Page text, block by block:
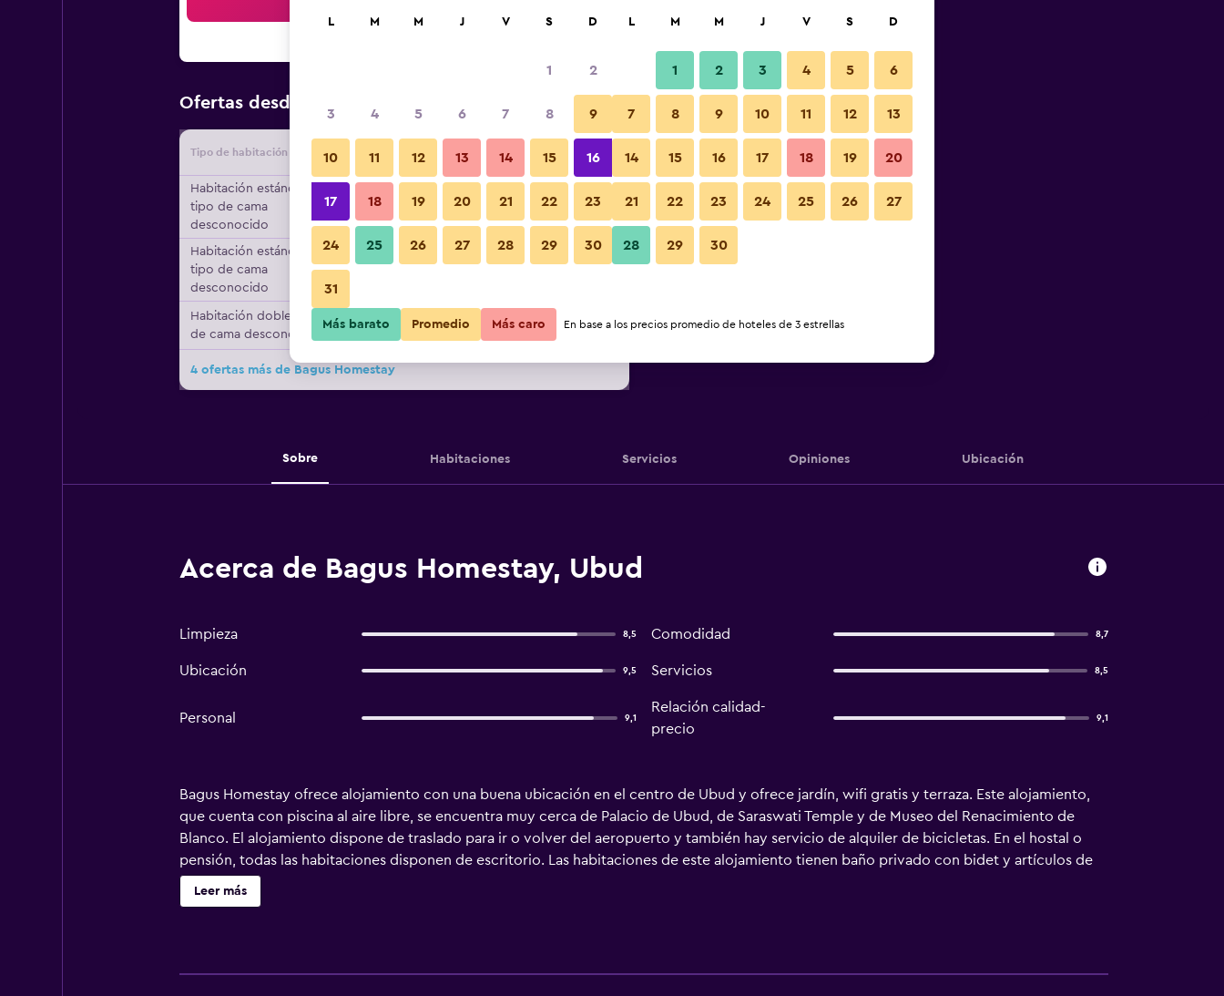
Ofertas desde Oferta más barata de precio por noche
Tipo de habitación Proveedor Total noche
Habitación estándar,
tipo de cama
desconocido
$20 Ver oferta
Habitación estándar,
tipo de cama
desconocido
Habitación doble, tipo
de cama desconocido
$21 Ver oferta
4 ofertas más de Bagus Homestay
Sobre Habitaciones Servicios Opiniones Ubicación
Acerca de Bagus Homestay, Ubud
Limpieza 8,5 Comodidad 8,7
Ubicación 9,5 Servicios 8,5
Personal 9,1
Relación calidad-
precio
9,1
Bagus Homestay ofrece alojamiento con una buena ubicación en el centro de Ubud y ofrece jardín, wifi gratis y terraza. Este alojamiento,
que cuenta con piscina al aire libre, se encuentra muy cerca de Palacio de Ubud, de Saraswati Temple y de Museo del Renacimiento de
Blanco. El alojamiento dispone de traslado para ir o volver del aeropuerto y también hay servicio de alquiler de bicicletas. En el hostal o
pensión, todas las habitaciones disponen de escritorio. Las habitaciones de este alojamiento tienen baño privado con bidet y artículos de
aseo gratuitos, y también disponen de vistas al jardín. En Bagus Homestay, todas las habitaciones cuentan con ropa de cama y toallas. En el
alojamiento se puede disfrutar de un desayuno a la carta. Bosque de los Monos de Ubud está a 2 km del alojamiento, y Museo de Arte Neka
Leer más
L M M J V S D
1 2
3 4 5 6 7 8 9
10 11 12 13 14 15 16
17 18 19 20 21 22 23
24 25 26 27 28 29 30
31
L M M J V S D
1 2 3 4 5 6
7 8 9 10 11 12 13
14 15 16 17 18 19 20
21 22 23 24 25 26 27
28 29 30
Más barato Promedio Más caro En base a los precios promedio de hoteles de 3 estrellas